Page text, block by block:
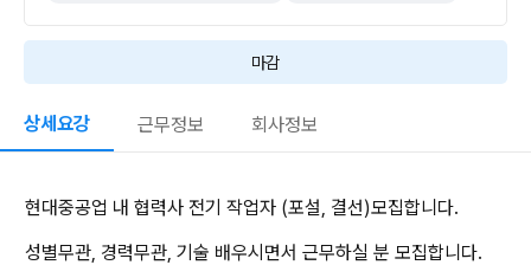
마감
상세요강 근무정보 회사정보
현대중공업 내 협력사 전기 작업자 (포설, 결선)모집합니다.
성별무관, 경력무관, 기술 배우시면서 근무하실 분 모집합니다.